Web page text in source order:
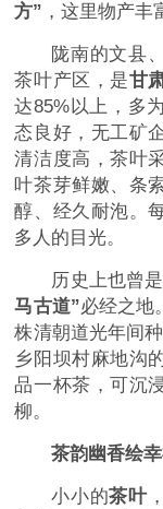
方” ，这里物产丰
陇南的文县
茶叶产区，是甘
达85%以上，多
态良好，无工矿
清洁度高，茶叶
叶茶芽鲜嫩、条
醇、经久耐泡。
多人的目光。
历史上也曾
马古道”必经之地
株清朝道光年间
乡阳坝村麻地沟
品一杯茶，可沉
柳。
茶韵幽香绘
小小的茶叶